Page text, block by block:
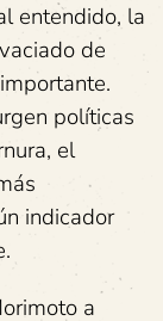
entendido, la
de
políticas
el
indicador
a